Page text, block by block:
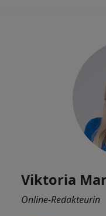
Viktoria
Online-Redakteurin